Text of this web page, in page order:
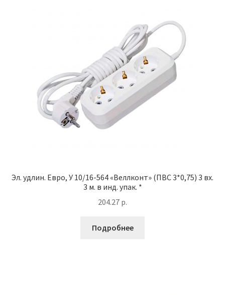
Эл. удлин. Евро, У 10/16-564 «Веллконт» (ПВС 3*0,75) 3 вх.
3 м. в инд. упак. *
204.27 р.
Подробнее